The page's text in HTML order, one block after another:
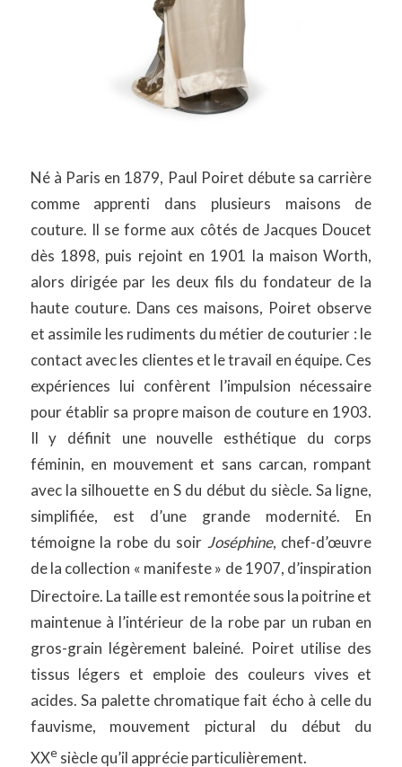
Né à Paris en 1879, Paul Poiret débute sa carrière
comme apprenti dans plusieurs maisons de
couture. Il se forme aux côtés de Jacques Doucet
dès 1898, puis rejoint en 1901 la maison Worth,
alors dirigée par les deux fils du fondateur de la
haute couture. Dans ces maisons, Poiret observe
et assimile les rudiments du métier de couturier : le
contact avec les clientes et le travail en équipe. Ces
expériences lui confèrent l’impulsion nécessaire
pour établir sa propre maison de couture en 1903.
Il y définit une nouvelle esthétique du corps
féminin, en mouvement et sans carcan, rompant
avec la silhouette en S du début du siècle. Sa ligne,
simplifiée, est d’une grande modernité. En
témoigne la robe du soir Joséphine, chef-d’œuvre
de la collection « manifeste» de 1907, d’inspiration
Directoire. La taille est remontée sous la poitrine et
maintenue à l’intérieur de la robe par un ruban en
gros-grain légèrement baleiné. Poiret utilise des
tissus légers et emploie des couleurs vives et
acides. Sa palette chromatique fait écho à celle du
fauvisme, mouvement pictural du début du
XXesiècle qu’il apprécie particulièrement.